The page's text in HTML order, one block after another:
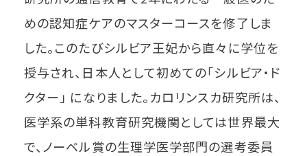
めの認知症ケアのマスターコースを修了しま
した。このたびシルビア王妃から直々に学位を
授与され、日本人として初めての「シルビア・ド
クター」 になりました。カロリンスカ研究所は、
医学系の単科教育研究機関としては世界最大
で、ノーベル賞の生理学医学部門の選考委員